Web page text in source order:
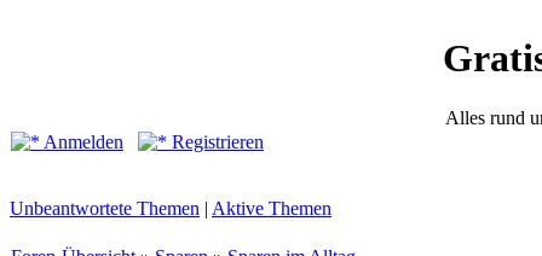
Alles rund
Anmelden
Registrieren
Unbeantwortete Themen | Aktive Themen